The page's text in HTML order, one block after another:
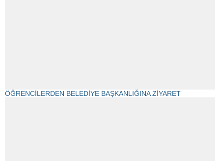
ÖĞRENCİLERDEN BELEDİYE BAŞKANLIĞINA ZİYARET